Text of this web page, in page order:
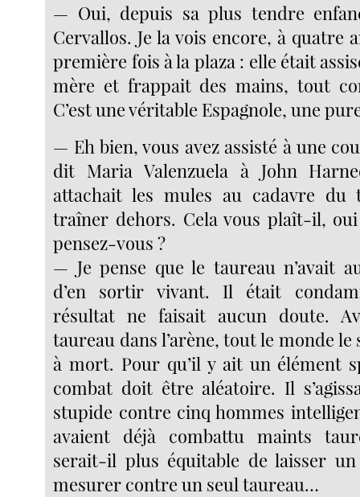
— Oui, depuis sa plus tendre
Cervallos. Je la vois encore, à quatre
première fois à la plaza : elle était
mère et frappait des mains, tout
C’est une véritable Espagnole, une
— Eh bien, vous avez assisté à une
dit Maria Valenzuela à John
attachait les mules au cadavre du
traîner dehors. Cela vous plaît-il, oui
pensez-vous ?
— Je pense que le taureau n’avait
d’en sortir vivant. Il était
résultat ne faisait aucun doute.
taureau dans l’arène, tout le monde
à mort. Pour qu’il y ait un élément
combat doit être aléatoire. Il
stupide contre cinq hommes
avaient déjà combattu maints
serait-il plus équitable de laisser
mesurer contre un seul taureau…